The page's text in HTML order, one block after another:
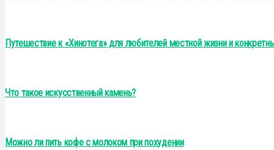
Путешествие к «Хинотега» для любителей местной жизни и
Что такое искусственный камень?
Можно ли пить кофе с молоком при похудении